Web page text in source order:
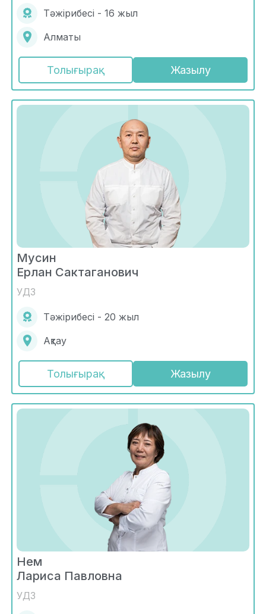
Тәжірибесі - 16 жыл
Алматы
Толығырақ Жазылу
Мусин
Ерлан Сактаганович
УДЗ
Тәжірибесі - 20 жыл
Ақтау
Толығырақ Жазылу
Нем
Лариса Павловна
УДЗ